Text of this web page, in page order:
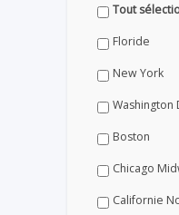
Tout
Floride
New York
Washington
Boston
Chicago
Californie